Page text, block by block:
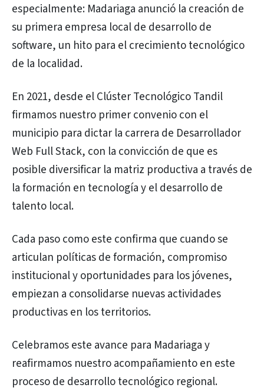
especialmente: Madariaga anunció la creación de
su primera empresa local de desarrollo de
software, un hito para el crecimiento tecnológico
de la localidad.
En 2021, desde el Clúster Tecnológico Tandil
firmamos nuestro primer convenio con el
municipio para dictar la carrera de Desarrollador
Web Full Stack, con la convicción de que es
posible diversificar la matriz productiva a través de
la formación en tecnología y el desarrollo de
talento local.
Cada paso como este confirma que cuando se
articulan políticas de formación, compromiso
institucional y oportunidades para los jóvenes,
empiezan a consolidarse nuevas actividades
productivas en los territorios.
Celebramos este avance para Madariaga y
reafirmamos nuestro acompañamiento en este
proceso de desarrollo tecnológico regional.